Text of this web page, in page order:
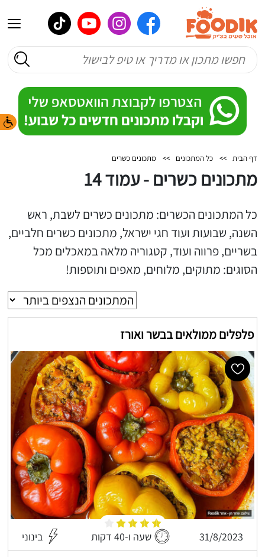
דף הבית >> כל המתכונים >> מתכונים כשרים
מתכונים כשרים - עמוד 14
כל המתכונים הכשרים: מתכונים כשרים לשבת, ראש
השנה, שבועות ועוד חגי ישראל, מתכונים כשרים חלביים,
בשריים, פרווה ועוד, קטגוריה מלאה במאכלים מכל
הסוגים: מתוקים, מלוחים, מאפים ותוספות!
פלפלים ממולאים בבשר ואורז
31/8/2023 שעה ו-40 דקות בינוני